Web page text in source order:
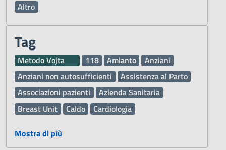
Altro
Tag
Metodo Vojta 118 Amianto
Anziani
Anziani non autosufficienti
Assistenza al Parto
Associazioni pazienti
Azienda Sanitaria
Breast Unit
Caldo
Cardiologia
Comunità
Comunità Alloggio
Mostra di più